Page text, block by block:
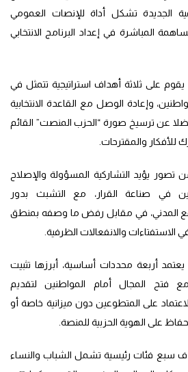
الجديدة تشكل أداة للإنصات العمومي
المباشرة في إعداد البرنامج الانتخابي
على ثلاثة أهداف استراتيجية تتمثل في
وإعادة الوصل مع القاعدة الانتخابية
عن ترسيخ صورة “الحزب المنصت” القائم
للأفكار والمقترحات.
تصور يؤيد التشاركية المسؤولة والإصلاح
في صناعة القرار، مع التشبث بدور
المدني، في مقابل رفض ما وصفه بمنطق
الاستفتاءات والانفعالات الظرفية.
أربعة محددات أساسية، أبرزها تثبيت
فتح المجال أمام المواطنين لتقديم
على المتطوعين دون ميزانية خاصة أو
على الهوية الحزبية للمنصة.
سبع فئات رئيسية تشمل الشباب والنساء